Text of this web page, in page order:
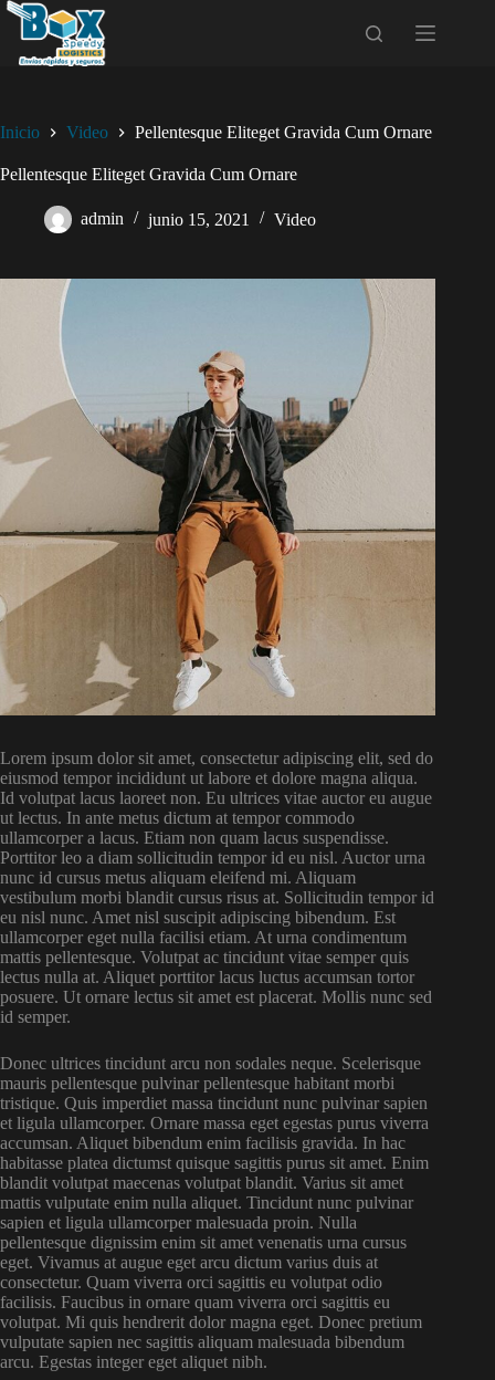
Saltar
contenido
Inicio Video Pellentesque Eliteget Gravida Cum Ornare
Pellentesque Eliteget Gravida Cum Ornare
admin junio 15, 2021 Video
Lorem ipsum dolor sit amet, consectetur adipiscing elit, sed do
eiusmod tempor incididunt ut labore et dolore magna aliqua.
Id volutpat lacus laoreet non. Eu ultrices vitae auctor eu augue
ut lectus. In ante metus dictum at tempor commodo
ullamcorper a lacus. Etiam non quam lacus suspendisse.
Porttitor leo a diam sollicitudin tempor id eu nisl. Auctor urna
nunc id cursus metus aliquam eleifend mi. Aliquam
vestibulum morbi blandit cursus risus at. Sollicitudin tempor id
eu nisl nunc. Amet nisl suscipit adipiscing bibendum. Est
ullamcorper eget nulla facilisi etiam. At urna condimentum
mattis pellentesque. Volutpat ac tincidunt vitae semper quis
lectus nulla at. Aliquet porttitor lacus luctus accumsan tortor
posuere. Ut ornare lectus sit amet est placerat. Mollis nunc sed
id semper.
Donec ultrices tincidunt arcu non sodales neque. Scelerisque
mauris pellentesque pulvinar pellentesque habitant morbi
tristique. Quis imperdiet massa tincidunt nunc pulvinar sapien
et ligula ullamcorper. Ornare massa eget egestas purus viverra
accumsan. Aliquet bibendum enim facilisis gravida. In hac
habitasse platea dictumst quisque sagittis purus sit amet. Enim
blandit volutpat maecenas volutpat blandit. Varius sit amet
mattis vulputate enim nulla aliquet. Tincidunt nunc pulvinar
sapien et ligula ullamcorper malesuada proin. Nulla
pellentesque dignissim enim sit amet venenatis urna cursus
eget. Vivamus at augue eget arcu dictum varius duis at
consectetur. Quam viverra orci sagittis eu volutpat odio
facilisis. Faucibus in ornare quam viverra orci sagittis eu
volutpat. Mi quis hendrerit dolor magna eget. Donec pretium
vulputate sapien nec sagittis aliquam malesuada bibendum
arcu. Egestas integer eget aliquet nibh.